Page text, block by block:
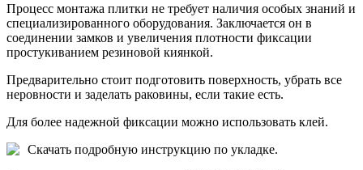
Процесс монтажа плитки не требует наличия особых знаний и
специализированного оборудования. Заключается он в
соединении замков и увеличения плотности фиксации
простукиванием резиновой киянкой.
Предварительно стоит подготовить поверхность, убрать все
неровности и заделать раковины, если такие есть.
Для более надежной фиксации можно использовать клей.
Скачать подробную инструкцию по укладке.